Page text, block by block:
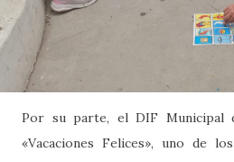
Por su parte, el DIF Municipal
«Vacaciones Felices», uno de